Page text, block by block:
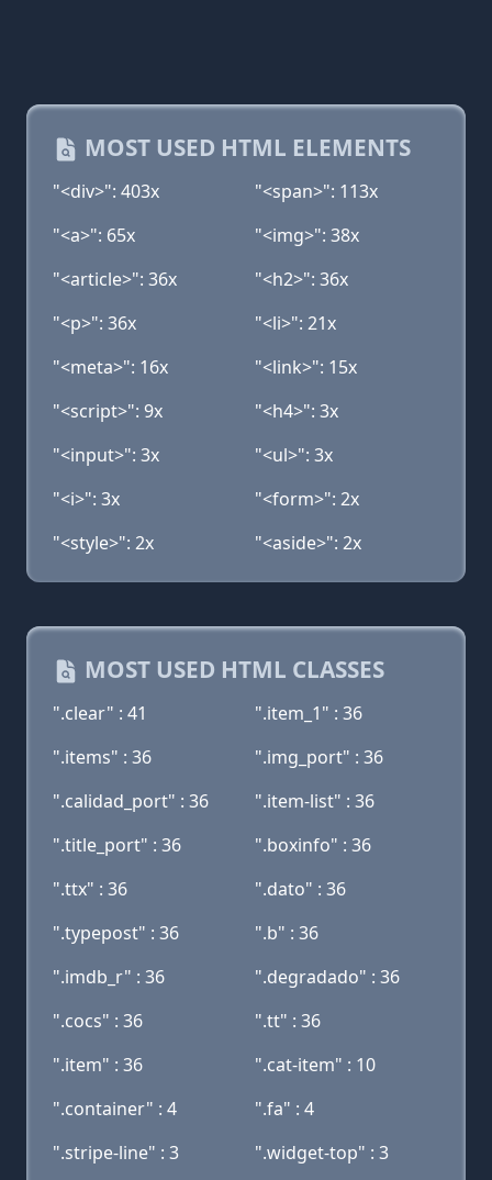
MOST USED HTML ELEMENTS
"<div>": 403x
"<span>": 113x
"<a>": 65x
"<img>": 38x
"<article>": 36x
"<h2>": 36x
"<p>": 36x
"<li>": 21x
"<meta>": 16x
"<link>": 15x
"<script>": 9x
"<h4>": 3x
"<input>": 3x
"<ul>": 3x
"<i>": 3x
"<form>": 2x
"<style>": 2x
"<aside>": 2x
MOST USED HTML CLASSES
".clear" : 41
".item_1" : 36
".items" : 36
".img_port" : 36
".calidad_port" : 36
".item-list" : 36
".title_port" : 36
".boxinfo" : 36
".ttx" : 36
".dato" : 36
".typepost" : 36
".b" : 36
".imdb_r" : 36
".degradado" : 36
".cocs" : 36
".tt" : 36
".item" : 36
".cat-item" : 10
".container" : 4
".fa" : 4
".stripe-line" : 3
".widget-top" : 3